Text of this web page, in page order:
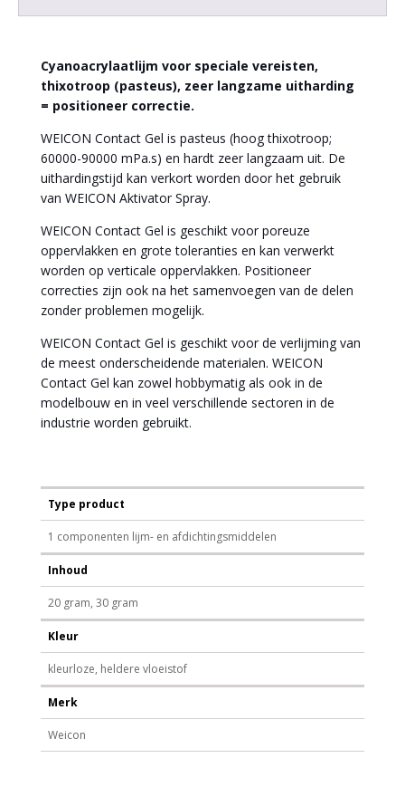
Cyanoacrylaatlijm voor speciale vereisten,
thixotroop (pasteus), zeer langzame uitharding
= positioneer correctie.
WEICON Contact Gel is pasteus (hoog thixotroop;
60000-90000 mPa.s) en hardt zeer langzaam uit. De
uithardingstijd kan verkort worden door het gebruik
van WEICON Aktivator Spray.
WEICON Contact Gel is geschikt voor poreuze
oppervlakken en grote toleranties en kan verwerkt
worden op verticale oppervlakken. Positioneer
correcties zijn ook na het samenvoegen van de delen
zonder problemen mogelijk.
WEICON Contact Gel is geschikt voor de verlijming van
de meest onderscheidende materialen. WEICON
Contact Gel kan zowel hobbymatig als ook in de
modelbouw en in veel verschillende sectoren in de
industrie worden gebruikt.
Type product
1 componenten lijm- en afdichtingsmiddelen
Inhoud
20 gram, 30 gram
Kleur
kleurloze, heldere vloeistof
Merk
Weicon